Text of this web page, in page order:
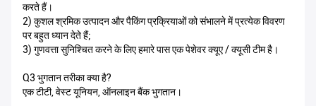
करते हैं।
2) कुशल श्रमिक उत्पादन और पैकिंग प्रक्रियाओं को संभालने में प्रत्येक विवरण
पर बहुत ध्यान देते हैं;
3) गुणवत्ता सुनिश्चित करने के लिए हमारे पास एक पेशेवर क्यूए / क्यूसी टीम है।
Q3 भुगतान तरीका क्या है?
एक टीटी, वेस्ट यूनियन, ऑनलाइन बैंक भुगतान।